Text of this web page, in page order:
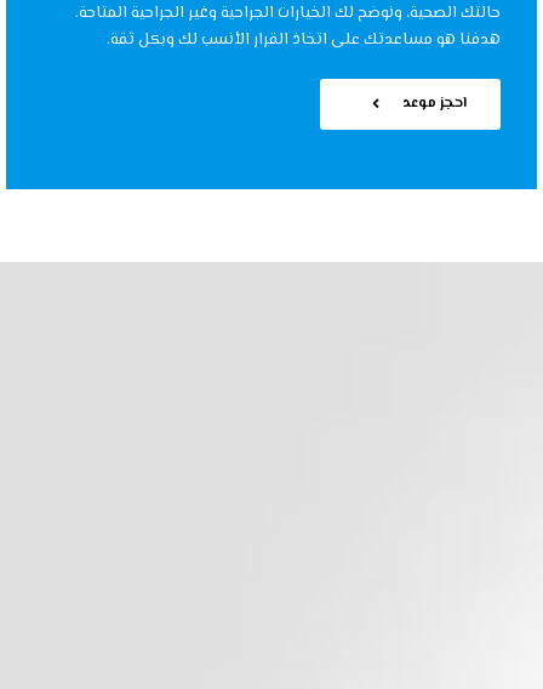
حالتك الصحية، ونوضح لك الخيارات الجراحية وغير الجراحية المتاحة.
هدفنا هو مساعدتك على اتخاذ القرار الأنسب لك وبكل ثقة.
احجز موعد